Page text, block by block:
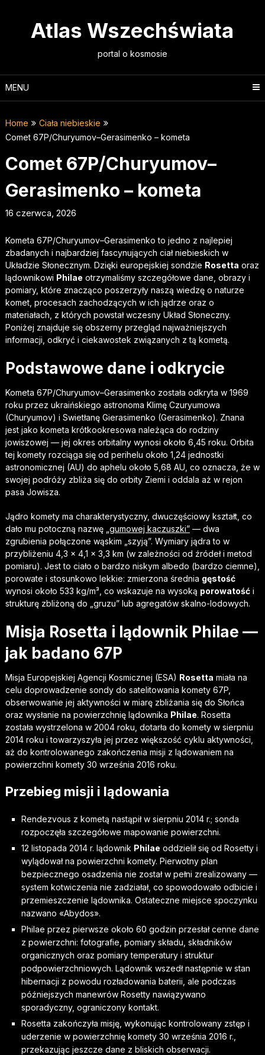
Atlas Wszechświata
portal o kosmosie
MENU
Home
Ciała niebieskie
Comet 67P/Churyumov–Gerasimenko – kometa
Comet 67P/Churyumov–
Gerasimenko – kometa
16 czerwca, 2026
Kometa 67P/Churyumov–Gerasimenko to jedno z najlepiej
zbadanych i najbardziej fascynujących ciał niebieskich w
Układzie Słonecznym. Dzięki europejskiej sondzie Rosetta oraz
lądownikowi Philae otrzymaliśmy szczegółowe dane, obrazy i
pomiary, które znacząco poszerzyły naszą wiedzę o naturze
komet, procesach zachodzących w ich jądrze oraz o
materiałach, z których powstał wczesny Układ Słoneczny.
Poniżej znajduje się obszerny przegląd najważniejszych
informacji, odkryć i ciekawostek związanych z tą kometą.
Podstawowe dane i odkrycie
Kometa 67P/Churyumov–Gerasimenko została odkryta w 1969
roku przez ukraińskiego astronoma Klimę Czuryumowa
(Churyumov) i Swietłanę Gierasimenko (Gerasimenko). Znana
jest jako kometa krótkookresowa należąca do rodziny
jowiszowej — jej okres orbitalny wynosi około 6,45 roku. Orbita
tej komety rozciąga się od perihelu około 1,24 jednostki
astronomicznej (AU) do aphelu około 5,68 AU, co oznacza, że w
swojej podróży zbliża się do orbity Ziemi i oddala aż w rejon
pasa Jowisza.
Jądro komety ma charakterystyczny, dwuczęściowy kształt, co
dało mu potoczną nazwę „gumowej kaczuszki”— dwa
zgrubienia połączone wąskim „szyją”. Wymiary jądra to w
przybliżeniu 4,3 × 4,1 × 3,3 km (w zależności od źródeł i metod
pomiaru). Jest to ciało o bardzo niskym albedo (bardzo ciemne),
porowate i stosunkowo lekkie: zmierzona średnia gęstość
wynosi około 533 kg/m³, co wskazuje na wysoką porowatośći
strukturę zbliżoną do „gruzu” lub agregatów skalno-lodowych.
Misja Rosetta i lądownik Philae —
jak badano 67P
Misja Europejskiej Agencji Kosmicznej (ESA) Rosetta miała na
celu doprowadzenie sondy do satelitowania komety 67P,
obserwowanie jej aktywności w miarę zbliżania się do Słońca
oraz wysłanie na powierzchnię lądownika Philae. Rosetta
została wystrzelona w 2004 roku, dotarła do komety w sierpniu
2014 roku i towarzyszyła jej przez większość cyklu aktywności,
aż do kontrolowanego zakończenia misji z lądowaniem na
powierzchni komety 30 września 2016 roku.
Przebieg misji i lądowania
Rendezvous z kometą nastąpił w sierpniu 2014 r.; sonda
rozpoczęła szczegółowe mapowanie powierzchni.
12 listopada 2014 r. lądownik Philae oddzielił się od Rosetty i
wylądował na powierzchni komety. Pierwotny plan
bezpiecznego osadzenia nie został w pełni zrealizowany —
system kotwiczenia nie zadziałał, co spowodowało odbicie i
przemieszczenie lądownika. Ostateczne miejsce spoczynku
nazwano «Abydos».
Philae przez pierwsze około 60 godzin przesłał cenne dane
z powierzchni: fotografie, pomiary składu, składników
organicznych oraz pomiary temperatury i struktur
podpowierzchniowych. Lądownik wszedł następnie w stan
hibernacji z powodu rozładowania baterii, ale podczas
późniejszych manewrów Rosetty nawiązywano
sporadyczny, ograniczony kontakt.
Rosetta zakończyła misję, wykonując kontrolowany zstęp i
uderzenie w powierzchnię komety 30 września 2016 r.,
przekazując jeszcze dane z bliskich obserwacji.